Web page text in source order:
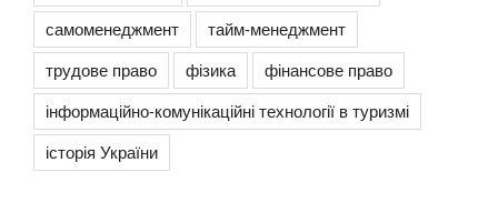
самоменеджмент
тайм-менеджмент
трудове право
фізика
фінансове право
інформаційно-комунікаційні технології в туризмі
історія України